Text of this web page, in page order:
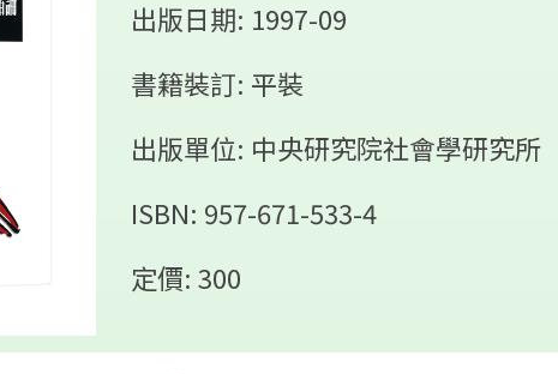
出版日期: 1997-09
書籍裝訂: 平裝
出版單位: 中央研究院社會學研究所
ISBN: 957-671-533-4
定價: 300